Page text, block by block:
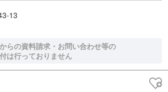
13
らの資料請求・お問い合わせ等の
は行っておりません